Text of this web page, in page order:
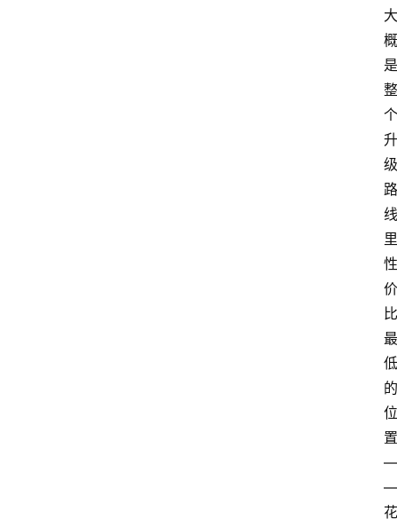
大
概
是
整
个
升
级
路
线
里
性
价
比
最
低
的
位
置
—
—
花